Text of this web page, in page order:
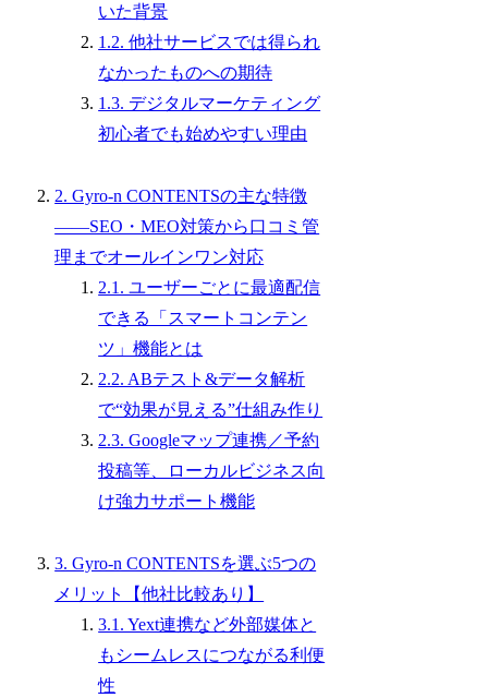
いた背景
1.2. 他社サービスでは得られ
なかったものへの期待
1.3. デジタルマーケティング
初心者でも始めやすい理由
2. Gyro-n CONTENTSの主な特徴
――SEO・MEO対策から口コミ管
理までオールインワン対応
2.1. ユーザーごとに最適配信
できる「スマートコンテン
ツ」機能とは
2.2. ABテスト&データ解析
で“効果が見える”仕組み作り
2.3. Googleマップ連携／予約
投稿等、ローカルビジネス向
け強力サポート機能
3. Gyro-n CONTENTSを選ぶ5つの
メリット【他社比較あり】
3.1. Yext連携など外部媒体と
もシームレスにつながる利便
性